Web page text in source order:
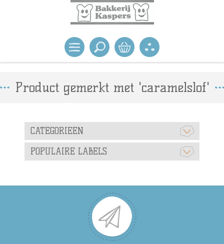
Product gemerkt met 'caramelslof'
CATEGORIEEN
POPULAIRE LABELS